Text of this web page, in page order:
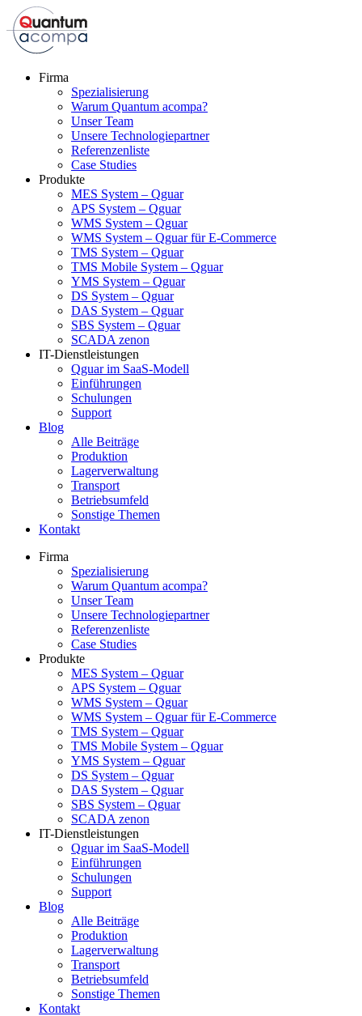
Firma
Spezialisierung
Warum Quantum acompa?
Unser Team
Unsere Technologiepartner
Referenzenliste
Case Studies
Produkte
MES System – Qguar
APS System – Qguar
WMS System – Qguar
WMS System – Qguar für E-Commerce
TMS System – Qguar
TMS Mobile System – Qguar
YMS System – Qguar
DS System – Qguar
DAS System – Qguar
SBS System – Qguar
SCADA zenon
IT-Dienstleistungen
Qguar im SaaS-Modell
Einführungen
Schulungen
Support
Blog
Alle Beiträge
Produktion
Lagerverwaltung
Transport
Betriebsumfeld
Sonstige Themen
Kontakt
Firma
Spezialisierung
Warum Quantum acompa?
Unser Team
Unsere Technologiepartner
Referenzenliste
Case Studies
Produkte
MES System – Qguar
APS System – Qguar
WMS System – Qguar
WMS System – Qguar für E-Commerce
TMS System – Qguar
TMS Mobile System – Qguar
YMS System – Qguar
DS System – Qguar
DAS System – Qguar
SBS System – Qguar
SCADA zenon
IT-Dienstleistungen
Qguar im SaaS-Modell
Einführungen
Schulungen
Support
Blog
Alle Beiträge
Produktion
Lagerverwaltung
Transport
Betriebsumfeld
Sonstige Themen
Kontakt